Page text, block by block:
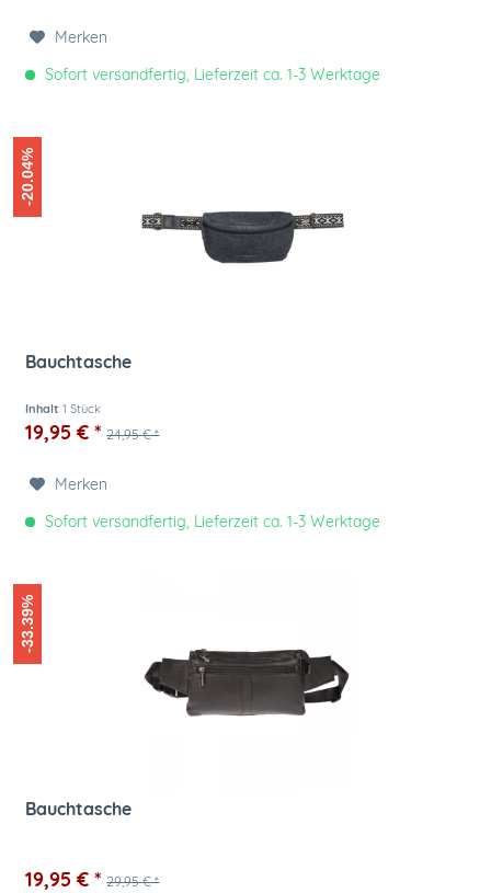
Merken
Sofort versandfertig, Lieferzeit ca. 1-3 Werktage
-20.04%
Bauchtasche
Inhalt1 Stück
19,95 € * 24,95 € *
Merken
Sofort versandfertig, Lieferzeit ca. 1-3 Werktage
-33.39%
Bauchtasche
19,95 € * 29,95 € *